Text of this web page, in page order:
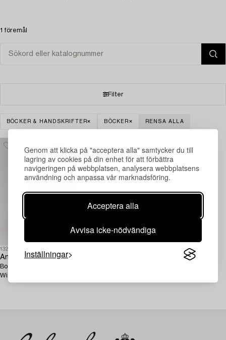
Genom att klicka på "acceptera alla" samtycker du till
lagring av cookies på din enhet för att förbättra
navigeringen på webbplatsen, analysera webbplatsens
användning och anpassa vår marknadsföring.
Acceptera alla
Avvisa icke-nödvändiga
Inställningar
1 föremål
Filter
BÖCKER & HANDSKRIFTER BÖCKER RENSA ALLA
1320510
Anders Zorn
Bok, "Ord och Bild", Wahlström &
Widstrand, 1910.